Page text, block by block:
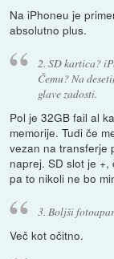
Na iPhoneu je
absolutno plus.
2. SD kartica?
Čemu? Na
glave zadosti.
Pol je 32GB fail al
memorije. Tudi če
vezan na transferje
naprej. SD slot je
pa to nikoli ne bo
3. Boljši
Več kot očitno.